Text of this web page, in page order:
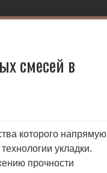
смесей в
которого напрямую
укладки.
прочности